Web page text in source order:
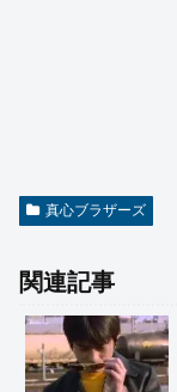
真心ブラザーズ
関連記事